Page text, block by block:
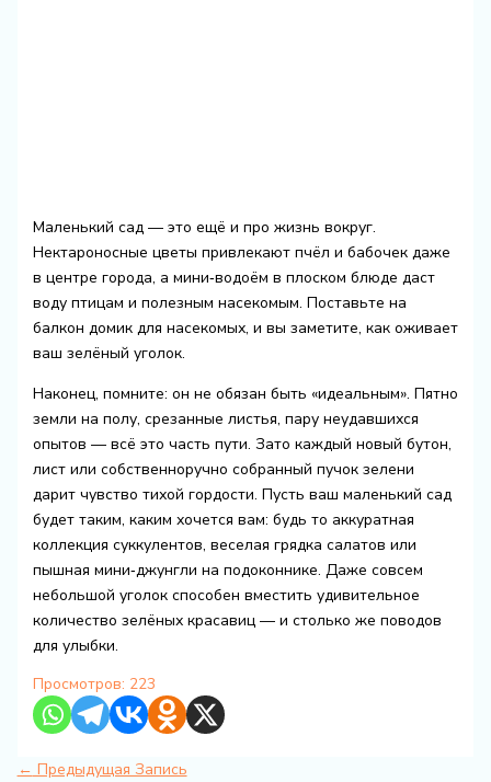
Маленький сад — это ещё и про жизнь вокруг.
Нектароносные цветы привлекают пчёл и бабочек даже
в центре города, а мини‑водоём в плоском блюде даст
воду птицам и полезным насекомым. Поставьте на
балкон домик для насекомых, и вы заметите, как оживает
ваш зелёный уголок.
Наконец, помните: он не обязан быть «идеальным». Пятно
земли на полу, срезанные листья, пару неудавшихся
опытов — всё это часть пути. Зато каждый новый бутон,
лист или собственноручно собранный пучок зелени
дарит чувство тихой гордости. Пусть ваш маленький сад
будет таким, каким хочется вам: будь то аккуратная
коллекция суккулентов, веселая грядка салатов или
пышная мини‑джунгли на подоконнике. Даже совсем
небольшой уголок способен вместить удивительное
количество зелёных красавиц — и столько же поводов
для улыбки.
Просмотров: 223
← Предыдущая Запись